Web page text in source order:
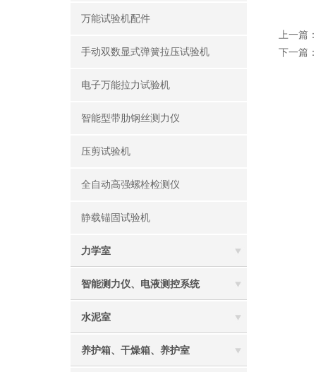
万能试验机配件
手动双数显式弹簧拉压试验机
电子万能拉力试验机
智能型带肋钢丝测力仪
压剪试验机
全自动高强螺栓检测仪
静载锚固试验机
力学室
智能测力仪、电液测控系统
水泥室
养护箱、干燥箱、养护室
上一篇
下一篇